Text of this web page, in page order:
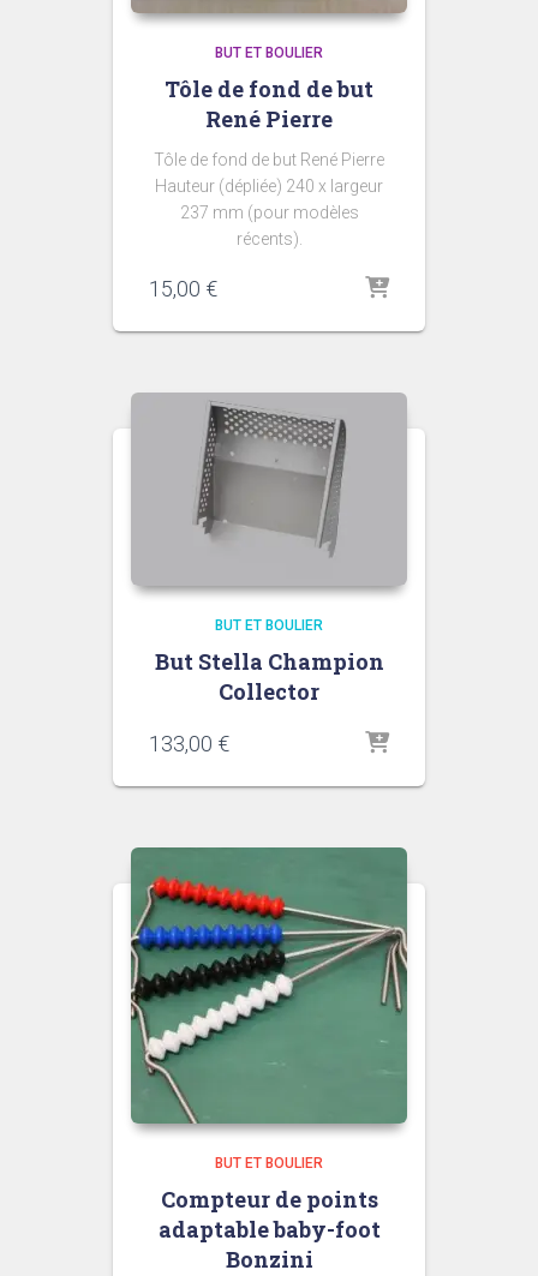
BUT ET BOULIER
Tôle de fond de but
René Pierre
Tôle de fond de but René Pierre
Hauteur (dépliée) 240 x largeur
237 mm (pour modèles
récents).
15,00 €
BUT ET BOULIER
But Stella Champion
Collector
133,00 €
BUT ET BOULIER
Compteur de points
adaptable baby-foot
Bonzini